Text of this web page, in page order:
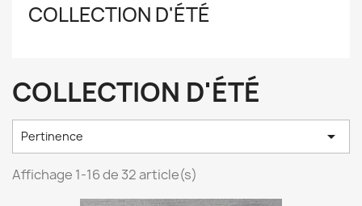
COLLECTION D'ÉTÉ
COLLECTION D'ÉTÉ
Pertinence 
Affichage 1-16 de 32 article(s)